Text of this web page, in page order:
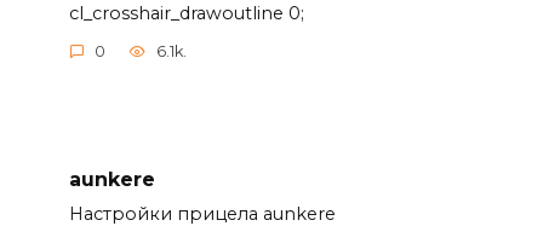
cl_crosshair_drawoutline 0;
0 6.1k.
aunkere
Настройки прицела aunkere